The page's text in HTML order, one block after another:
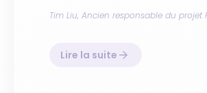
Tim Liu, Ancien responsable du projet
Lire la suite